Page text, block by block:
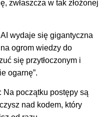
zwłaszcza w tak złożonej
AI wydaje się gigantyczna
ogrom wiedzy do
się przytłoczonym i
ogarnę”.
: Na początku postępy są
nad kodem, który